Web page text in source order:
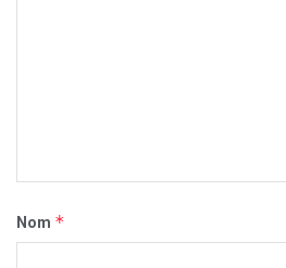
Nom *